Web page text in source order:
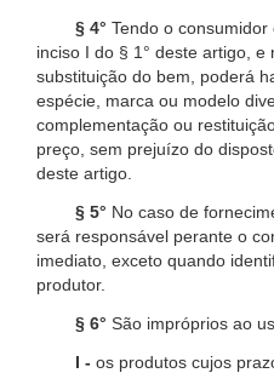
§ 4° Tendo o
inciso I do § 1° deste artigo, e
substituição do bem, poderá
espécie, marca ou modelo
complementação ou
preço, sem prejuízo do
deste artigo.
§ 5° No caso de
será responsável perante o
imediato, exceto quando
produtor.
§ 6° São impróprios ao
I - os produtos cujos